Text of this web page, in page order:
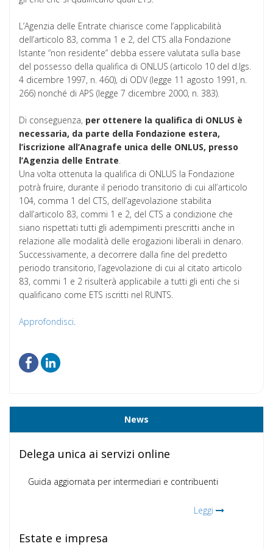
L’Agenzia delle Entrate chiarisce come l’applicabilità
dell’articolo 83, comma 1 e 2, del CTS alla Fondazione
Istante “non residente” debba essere valutata sulla base
del possesso della qualifica di ONLUS (articolo 10 del d.lgs.
4 dicembre 1997, n. 460), di ODV (legge 11 agosto 1991, n.
266) nonché di APS (legge 7 dicembre 2000, n. 383).
Di conseguenza, per ottenere la qualifica di ONLUS è
necessaria, da parte della Fondazione estera,
l’iscrizione all’Anagrafe unica delle ONLUS, presso
l’Agenzia delle Entrate.
Una volta ottenuta la qualifica di ONLUS la Fondazione
potrà fruire, durante il periodo transitorio di cui all’articolo
104, comma 1 del CTS, dell’agevolazione stabilita
dall’articolo 83, commi 1 e 2, del CTS a condizione che
siano rispettati tutti gli adempimenti prescritti anche in
relazione alle modalità delle erogazioni liberali in denaro.
Successivamente, a decorrere dalla fine del predetto
periodo transitorio, l’agevolazione di cui al citato articolo
83, commi 1 e 2 risulterà applicabile a tutti gli enti che si
qualificano come ETS iscritti nel RUNTS.
Approfondisci.
News
Delega unica ai servizi online
Guida aggiornata per intermediari e contribuenti
Leggi
Estate e impresa